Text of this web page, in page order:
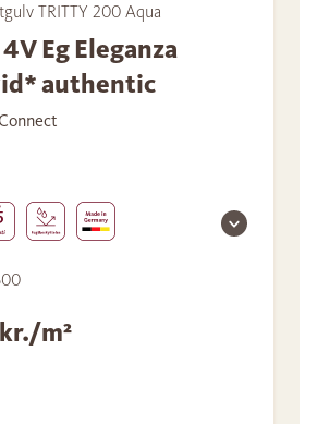
TRITTY 200 Aqua
Eg Eleganza
authentic
m²